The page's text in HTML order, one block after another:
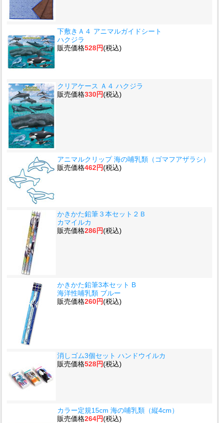
下敷きＡ４ アニマルガイドシート
ハクジラ
販売価格528円(税込)
クリアケース Ａ４ ハクジラ
販売価格330円(税込)
アニマルクリップ 海の哺乳類（ゴマフアザラシ）
販売価格462円(税込)
かきかた鉛筆３本セット２Ｂ
カマイルカ
販売価格286円(税込)
かきかた鉛筆3本セット B
海洋性哺乳類 ブルー
販売価格260円(税込)
消しゴム3個セット ハンドウイルカ
販売価格528円(税込)
カラー定規15cm 海の哺乳類（縦4cm）
販売価格264円(税込)